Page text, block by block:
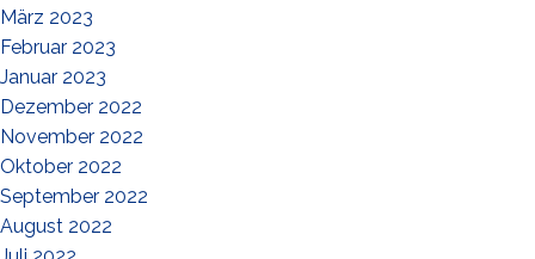
März 2023
Februar 2023
Januar 2023
Dezember 2022
November 2022
Oktober 2022
September 2022
August 2022